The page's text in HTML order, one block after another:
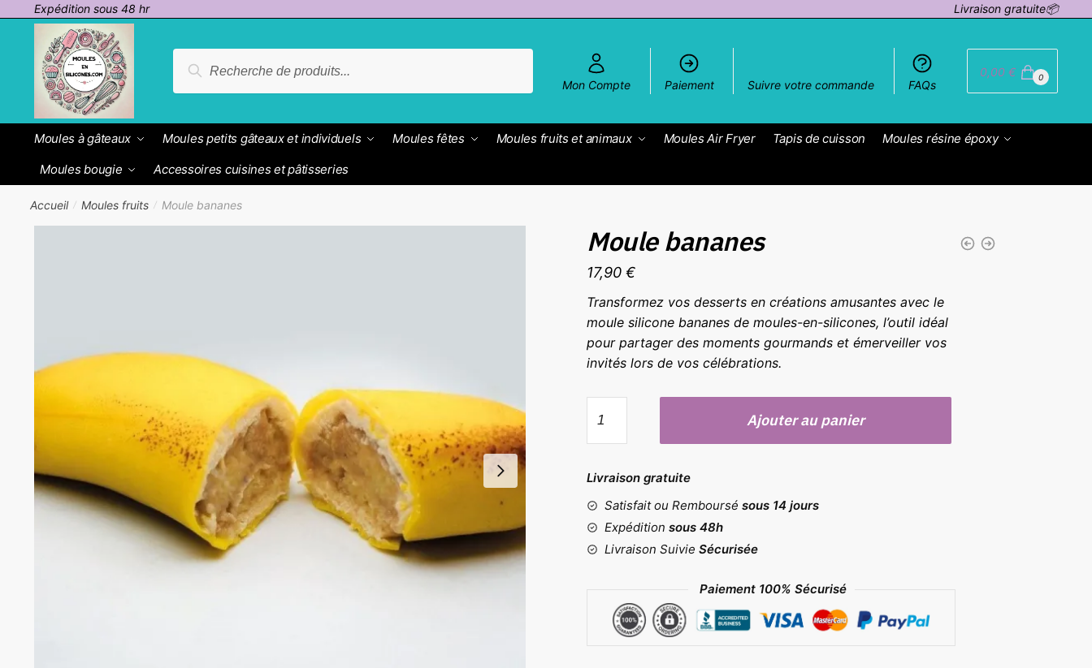
Passer
navigation
contenu
Expédition sous 48 hr Livraison gratuite📦
pour :
Recherche
Mon Compte
Paiement Suivre votre commande FAQs
0,00€ 0
Moules à gâteaux Moules petits gâteaux et individuels Moules fêtes Moules fruits et animaux Moules Air Fryer Tapis de cuisson
Moules résine époxy
Moules bougie
Accessoires cuisines et pâtisseries
Accueil / Moules fruits / Moule bananes
Moule bananes
17,90€
Transformez vos desserts en créations amusantes avec le
moule silicone bananes de moules-en-silicones, l’outil idéal
pour partager des moments gourmands et émerveiller vos
invités lors de vos célébrations.
de
Moule
Ajouter au panier
Livraison gratuite
Satisfait ou Remboursésous 14 jours
Expédition sous 48h
Livraison SuivieSécurisée
Paiement 100% Sécurisé